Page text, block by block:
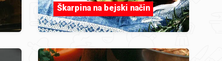
Škarpina na bejski način